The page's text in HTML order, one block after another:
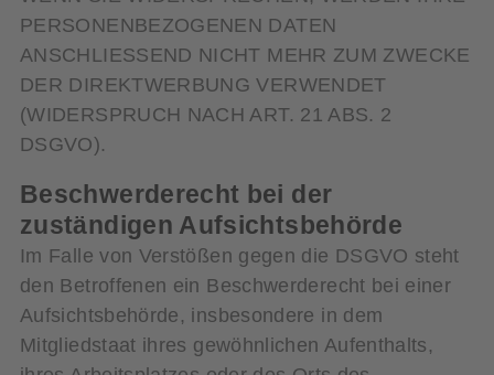
PERSONENBEZOGENEN DATEN
ANSCHLIESSEND NICHT MEHR ZUM ZWECKE
DER DIREKTWERBUNG VERWENDET
(WIDERSPRUCH NACH ART. 21 ABS. 2
DSGVO).
Beschwerde­recht bei der
zuständigen Aufsichts­behörde
Im Falle von Verstößen gegen die DSGVO steht
den Betroffenen ein Beschwerderecht bei einer
Aufsichtsbehörde, insbesondere in dem
Mitgliedstaat ihres gewöhnlichen Aufenthalts,